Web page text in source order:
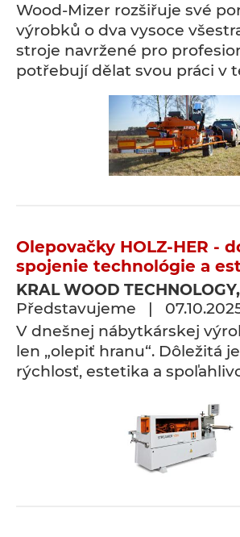
Wood-Mizer rozšiřuje své
výrobků o dva vysoce
stroje navržené pro
potřebují dělat svou práci v
Olepovačky HOLZ-HER -
spojenie technológie a
KRAL WOOD
Představujeme |
V dnešnej nábytkárskej
len „olepiť hranu“. Dôležitá
rýchlosť, estetika a